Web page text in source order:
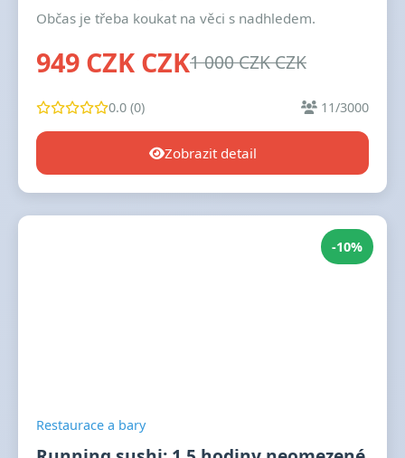
Občas je třeba koukat na věci s nadhledem.
949 CZK CZK1 000 CZK CZK
0.0 (0) 11/3000
Zobrazit detail
-10%
Restaurace a bary